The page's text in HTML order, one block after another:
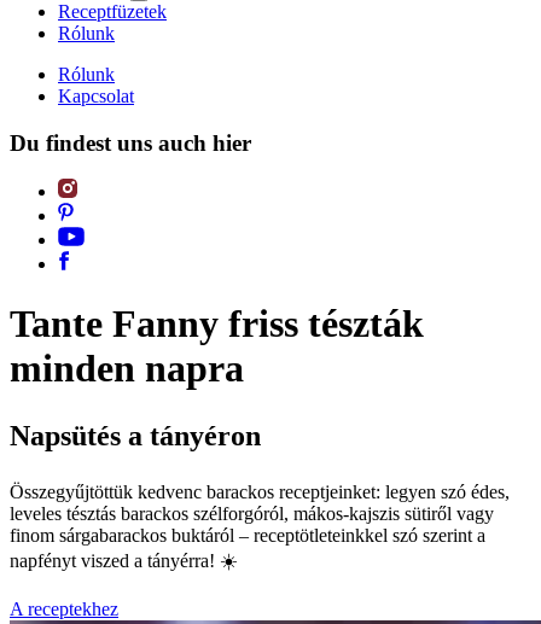
Receptfüzetek
Rólunk
Rólunk
Kapcsolat
Du findest uns auch hier
Tante Fanny friss tészták
minden napra
Napsütés a tányéron
Összegyűjtöttük kedvenc barackos receptjeinket: legyen szó édes,
leveles tésztás barackos szélforgóról, mákos-kajszis sütiről vagy
finom sárgabarackos buktáról – receptötleteinkkel szó szerint a
napfényt viszed a tányérra! ☀️
A receptekhez